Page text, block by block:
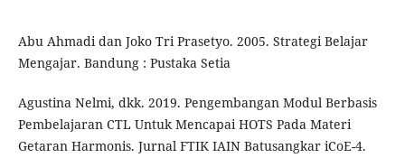
Abu Ahmadi dan Joko Tri Prasetyo. 2005. Strategi Belajar
Mengajar. Bandung : Pustaka Setia
Agustina Nelmi, dkk. 2019. Pengembangan Modul Berbasis
Pembelajaran CTL Untuk Mencapai HOTS Pada Materi
Getaran Harmonis. Jurnal FTIK IAIN Batusangkar iCoE-4.